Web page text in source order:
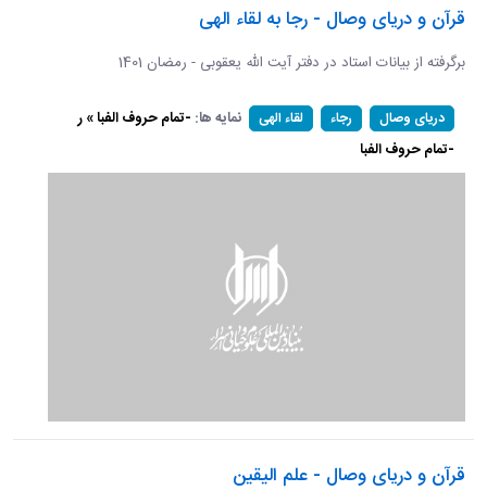
قرآن و دریای وصال - رجا به لقاء الهی
برگرفته از بیانات استاد در دفتر آیت الله یعقوبی - رمضان 1401
دریای وصال رجاء لقاء الهی نمایه ها: -تمام حروف الفبا » ر
-تمام حروف الفبا
قرآن و دریای وصال - علم الیقین